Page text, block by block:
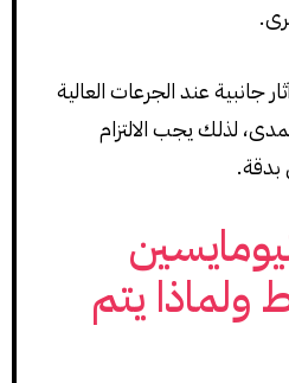
جانبية عند الجرعات العالية
لذلك يجب الالتزام
بدقة.
يتم